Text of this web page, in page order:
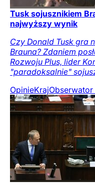
Tusk sojusznikiem
najwyższy wynik
Czy Donald Tusk gra
Brauna? Zdaniem
Rozwoju Plus, lider
"paradoksalnie"
OpinieKraj